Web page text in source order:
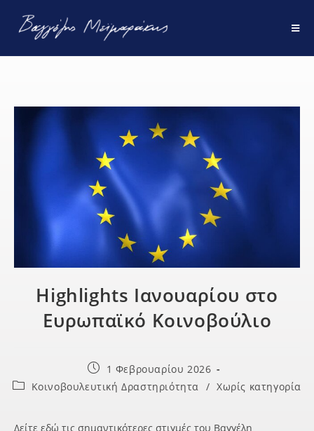
Highlights Ιανουαρίου στο
Ευρωπαϊκό Κοινοβούλιο
1 Φεβρουαρίου 2026
Κοινοβουλευτική Δραστηριότητα / Χωρίς κατηγορία
Δείτε εδώ τις σημαντικότερες στιγμές του Βαγγέλη